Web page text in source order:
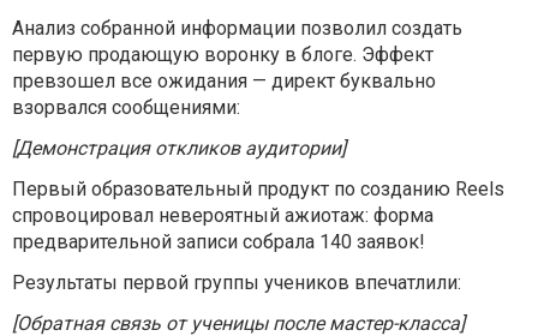
Анализ собранной информации позволил создать
первую продающую воронку в блоге. Эффект
превзошел все ожидания — директ буквально
взорвался сообщениями:
[Демонстрация откликов аудитории]
Первый образовательный продукт по созданию Reels
спровоцировал невероятный ажиотаж: форма
предварительной записи собрала 140 заявок!
Результаты первой группы учеников впечатлили:
[Обратная связь от ученицы после мастер-класса]